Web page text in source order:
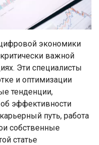
экономики
важной
Эти специалисты
и оптимизации
тенденции,
эффективности
путь, работа
собственные
статье